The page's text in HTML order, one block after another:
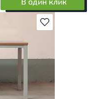
В избранное
на